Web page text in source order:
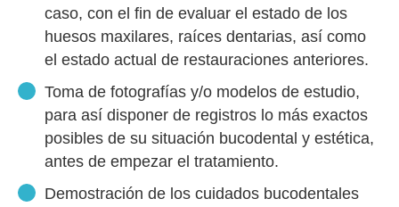
caso, con el fin de evaluar el estado de los
huesos maxilares, raíces dentarias, así como
el estado actual de restauraciones anteriores.
Toma de fotografías y/o modelos de estudio,
para así disponer de registros lo más exactos
posibles de su situación bucodental y estética,
antes de empezar el tratamiento.
Demostración de los cuidados bucodentales